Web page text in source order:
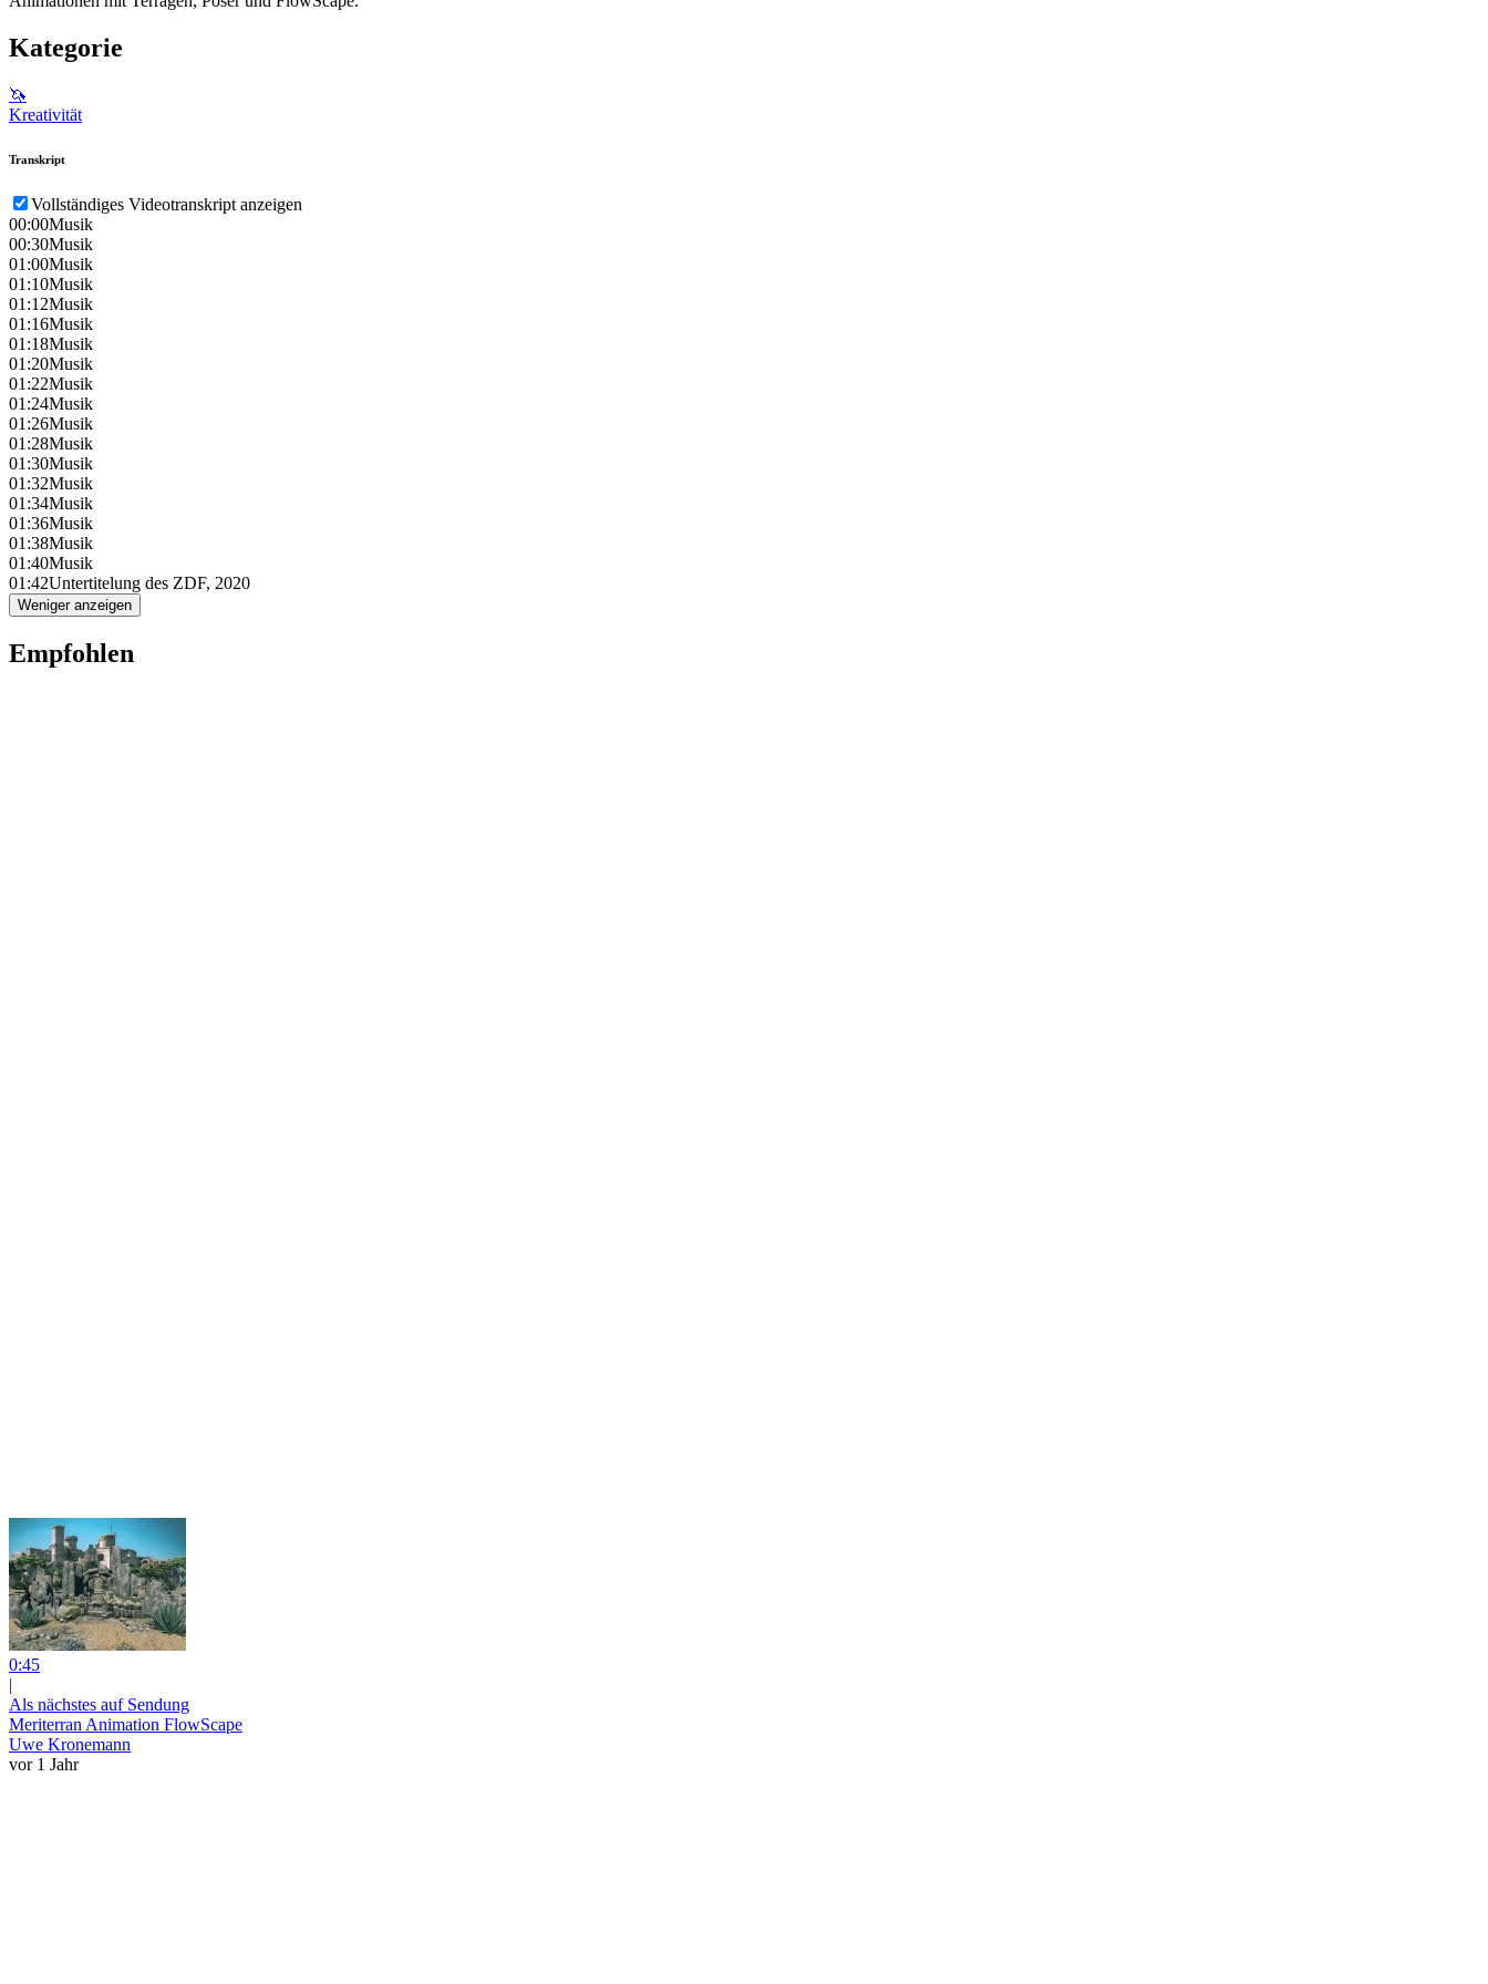
Kategorie
🦄
Kreativität
Transkript
Vollständiges Videotranskript anzeigen
00:00Musik
00:30Musik
01:00Musik
01:10Musik
01:12Musik
01:16Musik
01:18Musik
01:20Musik
01:22Musik
01:24Musik
01:26Musik
01:28Musik
01:30Musik
01:32Musik
01:34Musik
01:36Musik
01:38Musik
01:40Musik
01:42Untertitelung des ZDF, 2020
Weniger anzeigen
Empfohlen
0:45
|
Als nächstes auf Sendung
Meriterran Animation FlowScape
Uwe Kronemann
vor 1 Jahr